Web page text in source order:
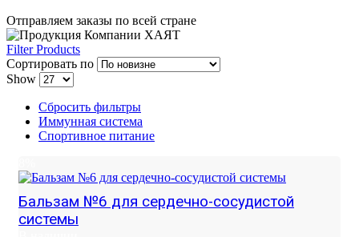
Отправляем заказы по всей стране
Filter Products
Сортировать по
Show
Сбросить фильтры
Иммунная система
Спортивное питание
Бальзам №6 для сердечно-сосудистой
системы